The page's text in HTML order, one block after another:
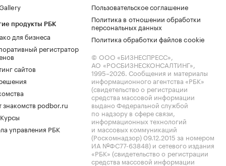
продукты РБК
для бизнеса
регистратор
сайтов
знакомств podbor.ru
управления РБК
Пользовательское соглашение
Политика в отношении обработки
персональных данных
Политика обработки файлов cookie
© ООО «БИЗНЕСПРЕСС»,
АО «РОСБИЗНЕСКОНСАЛТИНГ»,
1995–2026. Сообщения и материалы
информационного агентства «РБК»
(свидетельство о регистрации
средства массовой информации
выдано Федеральной службой
по надзору в сфере связи,
информационных технологий
и массовых коммуникаций
(Роскомнадзор) 09.12.2015 за номером
ИА №ФС77-63848) и сетевого издания
«РБК» (свидетельство о регистрации
средства массовой информации